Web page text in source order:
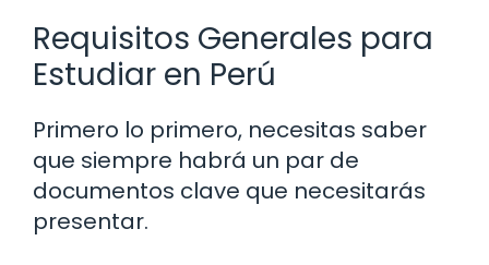
Requisitos Generales para
Estudiar en Perú
Primero lo primero, necesitas saber
que siempre habrá un par de
documentos clave que necesitarás
presentar.